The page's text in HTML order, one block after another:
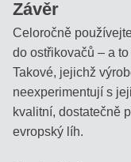
Závěr
Celoročně
do ostřikovačů – a
Takové, jejichž
neexperimentují s
kvalitní, dostatečně
evropský líh.